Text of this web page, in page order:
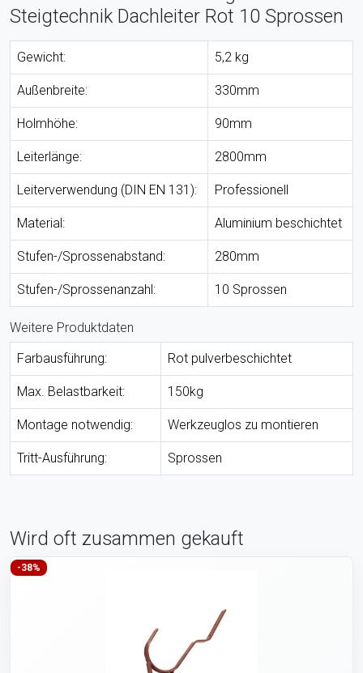
Steigtechnik Dachleiter Rot 10 Sprossen
Gewicht: 5,2 kg
Außenbreite: 330mm
Holmhöhe: 90mm
Leiterlänge: 2800mm
Leiterverwendung (DIN EN 131): Professionell
Material: Aluminium beschichtet
Stufen-/Sprossenabstand: 280mm
Stufen-/Sprossenanzahl: 10 Sprossen
Weitere Produktdaten
Farbausführung:
Rot pulverbeschichtet
Max. Belastbarkeit: 150kg
Montage notwendig: Werkzeuglos zu montieren
Tritt-Ausführung: Sprossen
Wird oft zusammen gekauft
-38%